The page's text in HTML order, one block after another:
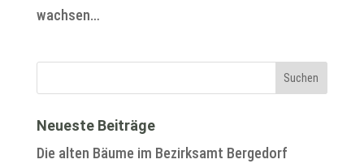
wachsen…
Neueste Beiträge
Die alten Bäume im Bezirksamt Bergedorf